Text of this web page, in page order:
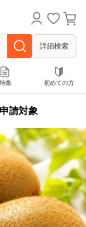
詳細検索
特集 初めての方
請対象